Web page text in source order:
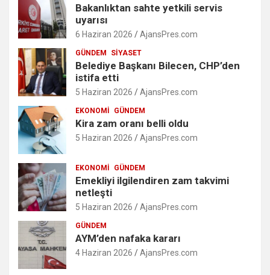
Bakanlıktan sahte yetkili servis
uyarısı
6 Haziran 2026 AjansPres.com
GÜNDEM SIYASET
Belediye Başkanı Bilecen, CHP’den
istifa etti
5 Haziran 2026 AjansPres.com
EKONOMI GÜNDEM
Kira zam oranı belli oldu
5 Haziran 2026 AjansPres.com
EKONOMI GÜNDEM
Emekliyi ilgilendiren zam takvimi
netleşti
5 Haziran 2026 AjansPres.com
GÜNDEM
AYM’den nafaka kararı
4 Haziran 2026 AjansPres.com